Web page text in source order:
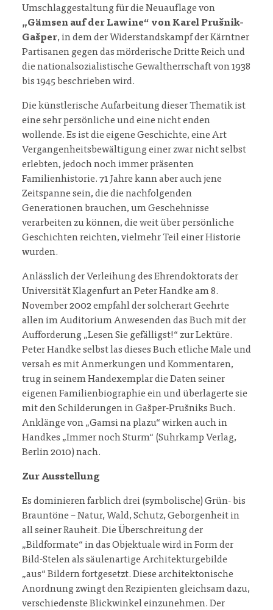
Umschlaggestaltung für die Neuauflage von
„Gämsen auf der Lawine“ von Karel Prušnik-
Gašper, in dem der Widerstandskampf der Kärntner
Partisanen gegen das mörderische Dritte Reich und
die nationalsozialistische Gewaltherrschaft von 1938
bis 1945 beschrieben wird.
Die künstlerische Aufarbeitung dieser Thematik ist
eine sehr persönliche und eine nicht enden
wollende. Es ist die eigene Geschichte, eine Art
Vergangenheitsbewältigung einer zwar nicht selbst
erlebten, jedoch noch immer präsenten
Familienhistorie. 71 Jahre kann aber auch jene
Zeitspanne sein, die die nachfolgenden
Generationen brauchen, um Geschehnisse
verarbeiten zu können, die weit über persönliche
Geschichten reichten, vielmehr Teil einer Historie
wurden.
Anlässlich der Verleihung des Ehrendoktorats der
Universität Klagenfurt an Peter Handke am 8.
November 2002 empfahl der solcherart Geehrte
allen im Auditorium Anwesenden das Buch mit der
Aufforderung „Lesen Sie gefälligst!“ zur Lektüre.
Peter Handke selbst las dieses Buch etliche Male und
versah es mit Anmerkungen und Kommentaren,
trug in seinem Handexemplar die Daten seiner
eigenen Familienbiographie ein und überlagerte sie
mit den Schilderungen in Gašper-Prušniks Buch.
Anklänge von „Gamsi na plazu“ wirken auch in
Handkes „Immer noch Sturm“ (Suhrkamp Verlag,
Berlin 2010) nach.
Zur Ausstellung
Es dominieren farblich drei (symbolische) Grün- bis
Brauntöne – Natur, Wald, Schutz, Geborgenheit in
all seiner Rauheit. Die Überschreitung der
„Bildformate“ in das Objektuale wird in Form der
Bild-Stelen als säulenartige Architekturgebilde
„aus“ Bildern fortgesetzt. Diese architektonische
Anordnung zwingt den Rezipienten gleichsam dazu,
verschiedenste Blickwinkel einzunehmen. Der